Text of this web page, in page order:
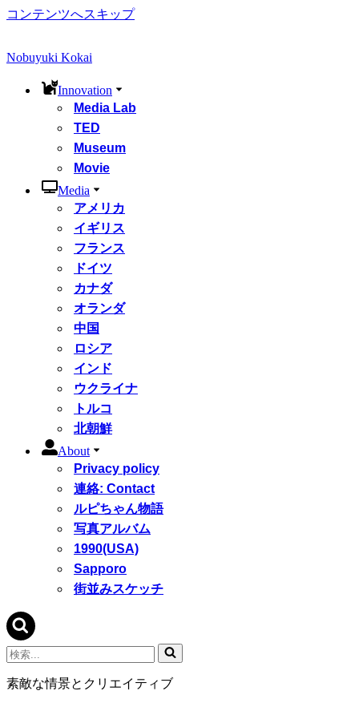
コンテンツへスキップ
Nobuyuki Kokai
Innovation
Media Lab
TED
Museum
Movie
Media
アメリカ
イギリス
フランス
ドイツ
カナダ
オランダ
中国
ロシア
インド
ウクライナ
トルコ
北朝鮮
About
Privacy policy
連絡: Contact
ルピちゃん物語
写真アルバム
1990(USA)
Sapporo
街並みスケッチ
検
索...
素敵な情景とクリエイティブ